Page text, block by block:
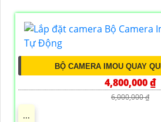
BỘ CAMERA IMOU QUAY
4,800,000 ₫
6,000,000 ₫
...